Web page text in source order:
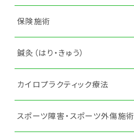
カッピング
保険施術
鍼灸（はり・きゅう）
カイロプラクティック療法
スポーツ障害・スポーツ外傷施術